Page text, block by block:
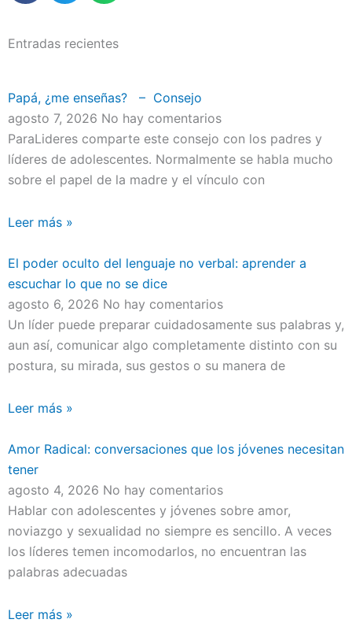
Entradas recientes
Papá, ¿me enseñas? – Consejo
agosto 7, 2026 No hay comentarios
ParaLideres comparte este consejo con los padres y
líderes de adolescentes. Normalmente se habla mucho
sobre el papel de la madre y el vínculo con
Leer más »
El poder oculto del lenguaje no verbal: aprender a
escuchar lo que no se dice
agosto 6, 2026 No hay comentarios
Un líder puede preparar cuidadosamente sus palabras y,
aun así, comunicar algo completamente distinto con su
postura, su mirada, sus gestos o su manera de
Leer más »
Amor Radical: conversaciones que los jóvenes necesitan
tener
agosto 4, 2026 No hay comentarios
Hablar con adolescentes y jóvenes sobre amor,
noviazgo y sexualidad no siempre es sencillo. A veces
los líderes temen incomodarlos, no encuentran las
palabras adecuadas
Leer más »